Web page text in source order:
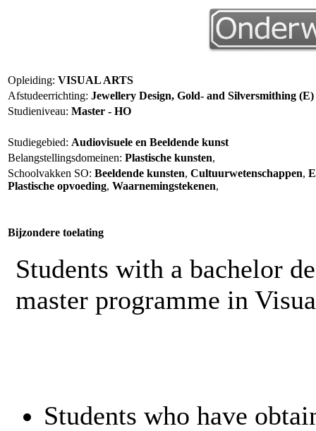
Opleiding: VISUAL ARTS
Afstudeerrichting: Jewellery Design, Gold- and Silversmithing (E)
Studieniveau: Master - HO
Studiegebied: Audiovisuele en Beeldende kunst
Belangstellingsdomeinen: Plastische kunsten,
Schoolvakken SO: Beeldende kunsten, Cultuurwetenschappen,
Plastische opvoeding, Waarnemingstekenen,
Bijzondere toelating
Students with a bachelor
master programme in
Students who have